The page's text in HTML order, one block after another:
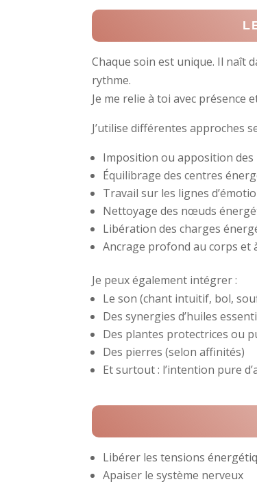
Chaque soin est unique. Il naît
rythme.
Je me relie à toi avec présence
J’utilise différentes approches
Imposition ou apposition des
Équilibrage des centres
Travail sur les lignes
Nettoyage des nœuds
Libération des charges
Ancrage profond au corps et
Je peux également intégrer :
Le son (chant intuitif, bol,
Des synergies d’huiles
Des plantes protectrices ou
Des pierres (selon affinités)
Et surtout : l’intention pure
Libérer les tensions
Apaiser le système nerveux